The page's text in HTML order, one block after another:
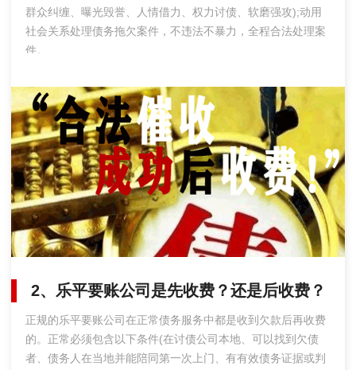
群众纠缠、曝光毁誉、人情借力、权力讨债、软磨强攻);动用
社会关系处理债务拖欠案件，不违法不暴力，全程合法处理案
件。
2、乐平要账公司是先收费？还是后收费？
正规的乐平要账公司在正常债务服务中都是收到欠款后再收费
的。正常必须包含以下条件(在讨债公司本地、可以找到欠债
者、债务人在当地并能陪同第一次上门、有有效债务证据或判